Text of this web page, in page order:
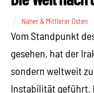
Naher & Mittlerer Osten
Vom Standpunkt
gesehen, hat der
sondern weltweit
Instabilität geführt.